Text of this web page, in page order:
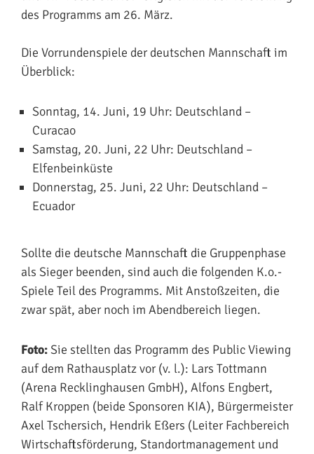
des Programms am 26. März.
Die Vorrundenspiele der deutschen Mannschaft im
Überblick:
Sonntag, 14. Juni, 19 Uhr: Deutschland –
Curacao
Samstag, 20. Juni, 22 Uhr: Deutschland –
Elfenbeinküste
Donnerstag, 25. Juni, 22 Uhr: Deutschland –
Ecuador
Sollte die deutsche Mannschaft die Gruppenphase
als Sieger beenden, sind auch die folgenden K.o.-
Spiele Teil des Programms. Mit Anstoßzeiten, die
zwar spät, aber noch im Abendbereich liegen.
Foto:Sie stellten das Programm des Public Viewing
auf dem Rathausplatz vor (v. l.): Lars Tottmann
(Arena Recklinghausen GmbH), Alfons Engbert,
Ralf Kroppen (beide Sponsoren KIA), Bürgermeister
Axel Tschersich, Hendrik Eßers (Leiter Fachbereich
Wirtschaftsförderung, Standortmanagement und